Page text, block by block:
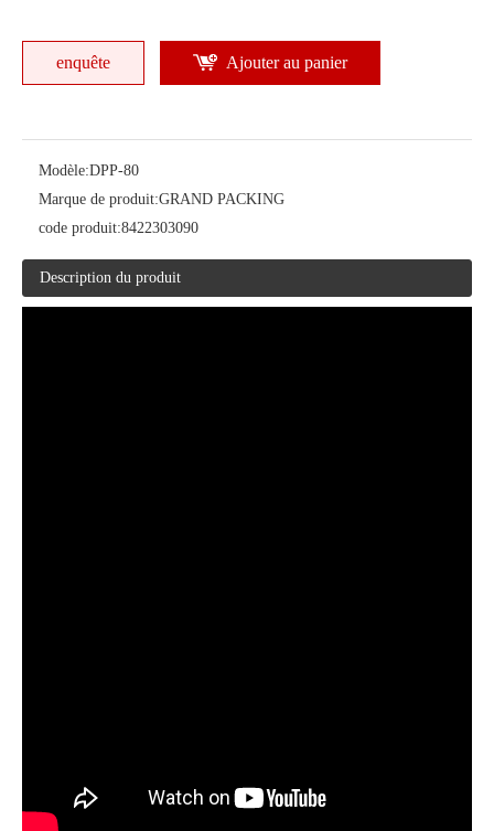
enquête Ajouter au panier
Modèle:DPP-80
Marque de produit:GRAND PACKING
code produit:8422303090
Description du produit